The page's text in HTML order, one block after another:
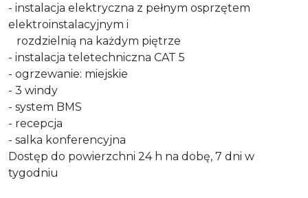
- instalacja elektryczna z pełnym osprzętem
elektroinstalacyjnym i
rozdzielnią na każdym piętrze
- instalacja teletechniczna CAT 5
- ogrzewanie: miejskie
- 3 windy
- system BMS
- recepcja
- salka konferencyjna
Dostęp do powierzchni 24 h na dobę, 7 dni w
tygodniu